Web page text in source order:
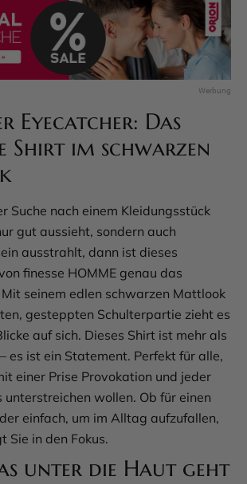
Eyecatcher: Das
Shirt im schwarzen
Suche nach einem Kleidungsstück
gut aussieht, sondern auch
ausstrahlt, dann ist dieses
finesse HOMME genau das
seinem edlen schwarzen Mattlook
gesteppten Schulterpartie zieht es
auf sich. Dieses Shirt ist mehr als
es ist ein Statement. Perfekt für alle,
einer Prise Provokation und jeder
unterstreichen wollen. Ob für einen
einfach, um im Alltag aufzufallen,
Sie in den Fokus.
unter die Haut geht